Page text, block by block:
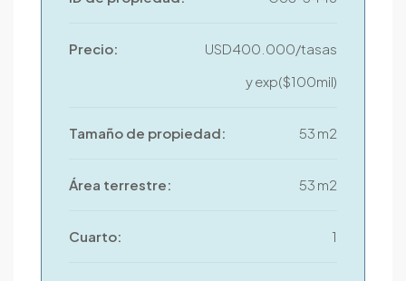
Precio:
USD400.000/tasas
y exp($100mil)
Tamaño de propiedad: 53 m2
Área terrestre: 53 m2
Cuarto: 1